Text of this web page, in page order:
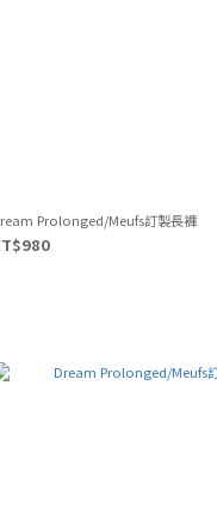
Prolonged/Meufs訂製長褲